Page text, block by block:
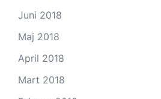
Juni 2018
Maj 2018
April 2018
Mart 2018